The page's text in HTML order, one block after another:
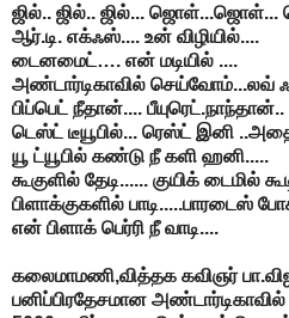
ஜில்.. ஜில்.. ஜில்...
ஆர்.டி. எக்ஃஸ்.... உன் விழியில்....
டைனமைட்…. என் மடியில் ....
அண்டார்டிகாவில் செய்வோம்...லவ்
பிப்பெட் நீதான்.... பீயுரெட்.நாந்தான்..
டெஸ்ட் டீயூபில்... ரெஸ்ட் இனி
யூ ட்யூபில் கண்டு நீ களி ஹனி.....
கூகுளில் தேடி...... குயிக் டைமில்
பிளாக்குகளில் பாடி.....பாரடைஸ்
என் பிளாக் பெர்ரி நீ வாடி....
கலைமாமணி,வித்தக கவிஞர்
பனிப்பிரதேசமான